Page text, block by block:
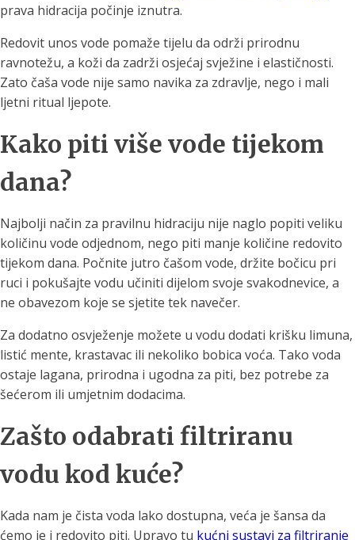
prava hidracija počinje iznutra.
Redovit unos vode pomaže tijelu da održi prirodnu
ravnotežu, a koži da zadrži osjećaj svježine i elastičnosti.
Zato čaša vode nije samo navika za zdravlje, nego i mali
ljetni ritual ljepote.
Kako piti više vode tijekom
dana?
Najbolji način za pravilnu hidraciju nije naglo popiti veliku
količinu vode odjednom, nego piti manje količine redovito
tijekom dana. Počnite jutro čašom vode, držite bočicu pri
ruci i pokušajte vodu učiniti dijelom svoje svakodnevice, a
ne obavezom koje se sjetite tek navečer.
Za dodatno osvježenje možete u vodu dodati krišku limuna,
listić mente, krastavac ili nekoliko bobica voća. Tako voda
ostaje lagana, prirodna i ugodna za piti, bez potrebe za
šećerom ili umjetnim dodacima.
Zašto odabrati filtriranu
vodu kod kuće?
Kada nam je čista voda lako dostupna, veća je šansa da
ćemo je i redovito piti. Upravo tu kućni sustavi za filtriranje